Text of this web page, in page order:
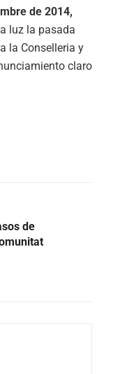
de 2014,
luz la pasada
la Conselleria y
claro
de